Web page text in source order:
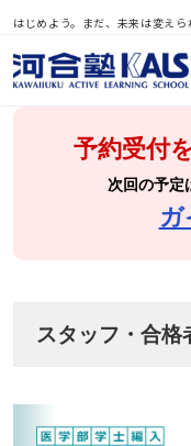
はじめよう。まだ、未来は変えら
予約受付
次回の予定
ガ
スタッフ・合格